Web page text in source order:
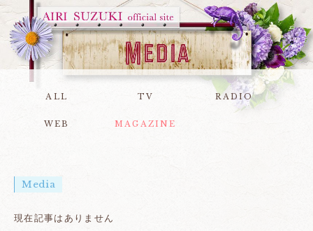
ALL TV RADIO
WEB MAGAZINE
Media
現在記事はありません